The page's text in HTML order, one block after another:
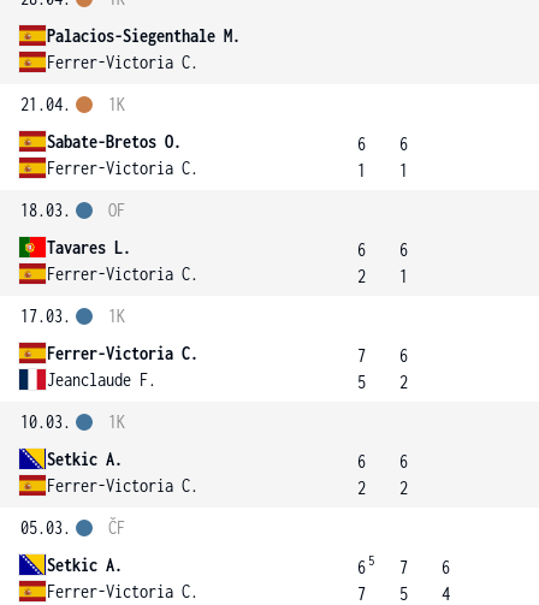
Palacios-Siegenthale M.
Ferrer-Victoria C.
21.04.
Sabate-Bretos O.
Ferrer-Victoria C.
1K
6
1
6
1
18.03.
Tavares L.
Ferrer-Victoria C.
OF
6
2
6
1
17.03.
Ferrer-Victoria C.
Jeanclaude F.
1K
7
5
6
2
10.03.
Setkic A.
Ferrer-Victoria C.
1K
6
2
6
2
05.03.
Setkic A.
Ferrer-Victoria C.
ČF
6 5
7
7
5
6
4